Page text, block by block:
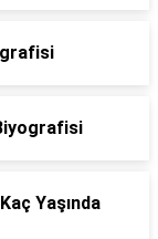
Yaşında